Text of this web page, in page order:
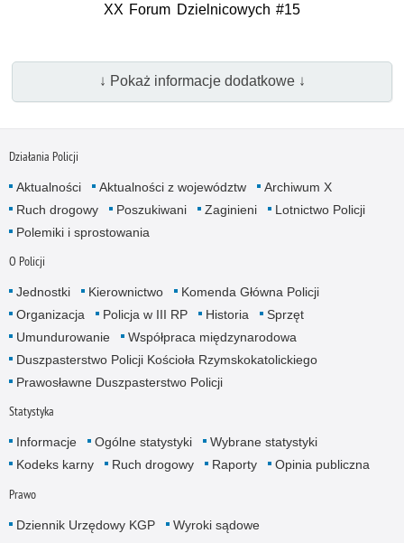
XX Forum Dzielnicowych #15
↓ Pokaż informacje dodatkowe ↓
Działania Policji
Aktualności Aktualności z województw
Archiwum X
Ruch drogowy
Poszukiwani Zaginieni
Lotnictwo Policji
Polemiki i sprostowania
O Policji
Jednostki Kierownictwo
Komenda Główna Policji
Organizacja
Policja w III RP Historia
Sprzęt
Umundurowanie
Współpraca międzynarodowa
Duszpasterstwo Policji Kościoła Rzymskokatolickiego
Prawosławne Duszpasterstwo Policji
Statystyka
Informacje Ogólne statystyki
Wybrane statystyki
Kodeks karny
Ruch drogowy Raporty Opinia publiczna
Prawo
Dziennik Urzędowy KGP Wyroki sądowe